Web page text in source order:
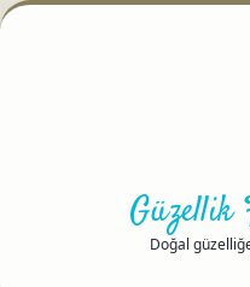
Doğal